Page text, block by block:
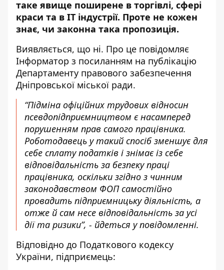
таке явище поширене в торгівлі, сфері
краси та в IT індустрії. Проте не кожен
знає, чи законна така пропозиція.
Виявляється, що ні. Про це повідомляє
Інформатор з посиланням на публікацію
Департаменту правового забезпечення
Дніпровської міської ради.
“Підміна офіційних трудових відносин
псевдопідприємництвом є насамперед
порушенням прав самого працівника.
Роботодавець у такий спосіб зменшує для
себе сплату податків і знімає із себе
відповідальність за безпеку праці
працівника, оскільки згідно з чинним
законодавством ФОП самостійно
провадить підприємницьку діяльність, а
отже й сам несе відповідальність за усі
дії та ризики”, - йдеться у повідомленні.
Відповідно до Податкового кодексу
України, підприємець: